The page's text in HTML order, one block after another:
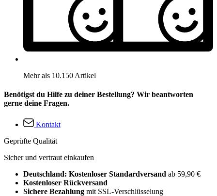
Mehr als 10.150 Artikel
Benötigst du Hilfe zu deiner Bestellung? Wir beantworten
gerne deine Fragen.
Kontakt
Geprüfte Qualität
Sicher und vertraut einkaufen
Deutschland: Kostenloser Standardversand ab 59,90 €
Kostenloser Rückversand
Sichere Bezahlung mit SSL-Verschlüsselung